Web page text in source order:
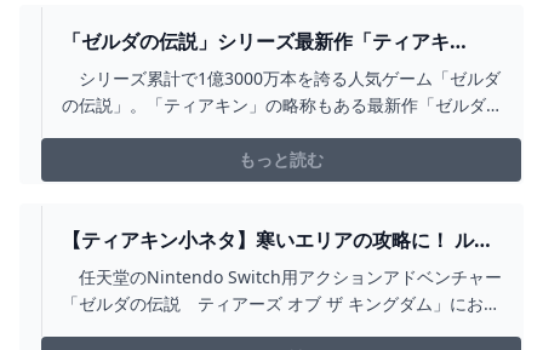
「ゼルダの伝説」シリーズ最新作「ティアキ
ン」 爆発的ヒット なぜ？（河村鳴紘） - エキ
スパート - YAHOO!ニュース
シリーズ累計で1億3000万本を誇る人気ゲーム「ゼルダ
の伝説」。「ティアキン」の略称もある最新作「ゼルダ
スイッチ用）の世界出荷数がわずか3日間
もっと読む
【ティアキン小ネタ】寒いエリアの攻略に！ ルビ
ーの活用方法を紹介【ゼルダの伝説】 - GAME
WATCH
任天堂のNintendo Switch用アクションアドベンチャー
「ゼルダの伝説 ティアーズ オブ ザ キングダム」におい